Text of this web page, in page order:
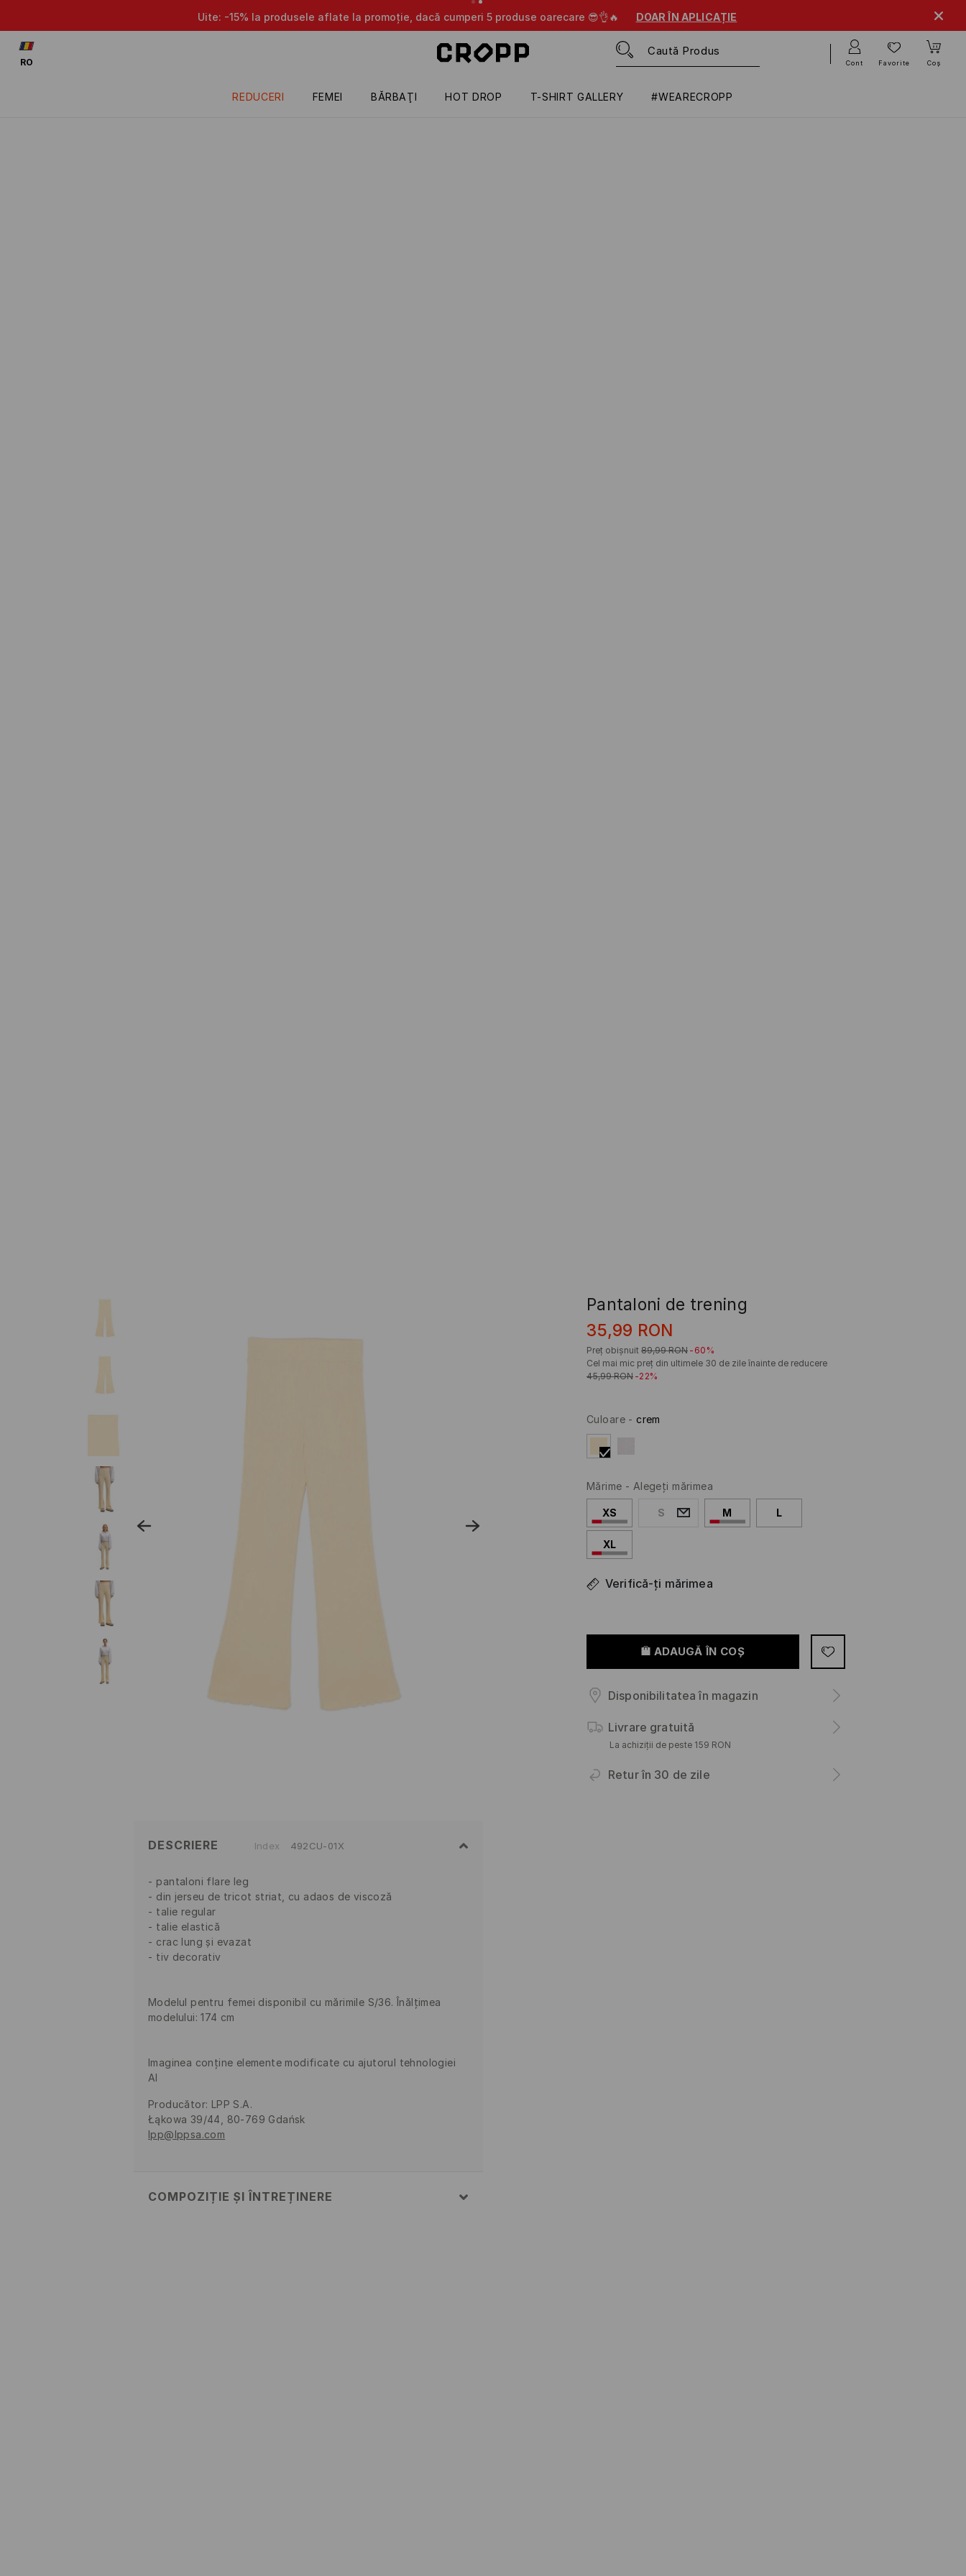
Uite: -15% la produsele aflate la promoție, dacă cumperi 5 produse oarecare 😎👌🔥 DOAR ÎN APLICAȚIE
REDUCERI FEMEI BĂRBAŢI HOT DROP T-SHIRT GALLERY #WEARECROPP
RO Cont Favorite Coș
Pantaloni de trening
35,99 RON
Preț obișnuit 89,99 RON -60%
Cel mai mic preț din ultimele 30 de zile înainte de reducere
45,99 RON -22%
Culoare-crem
Mărime - Alegeţi mărimea
XS S M L
XL
Verifică-ți mărimea
ADAUGĂ ÎN COŞ
Disponibilitatea în magazin
Livrare gratuită
La achiziții de peste 159 RON
Retur în 30 de zile
DESCRIERE Index 492CU-01X
pantaloni flare leg
din jerseu de tricot striat, cu adaos de viscoză
talie regular
talie elastică
crac lung și evazat
tiv decorativ
Modelul pentru femei disponibil cu mărimile S/36. Înălţimea
modelului: 174 cm
Imaginea conține elemente modificate cu ajutorul tehnologiei
AI
Producător: LPP S.A.
Łąkowa 39/44, 80-769 Gdańsk
lpp@lppsa.com
COMPOZIȚIE ȘI ÎNTREȚINERE